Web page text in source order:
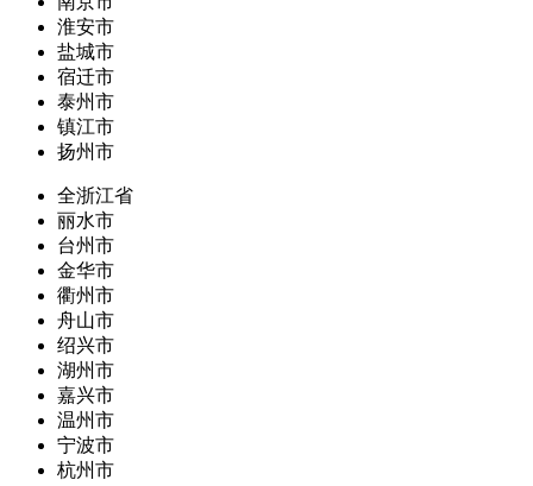
淮安市
盐城市
宿迁市
泰州市
镇江市
扬州市
全浙江省
丽水市
台州市
金华市
衢州市
舟山市
绍兴市
湖州市
嘉兴市
温州市
宁波市
杭州市